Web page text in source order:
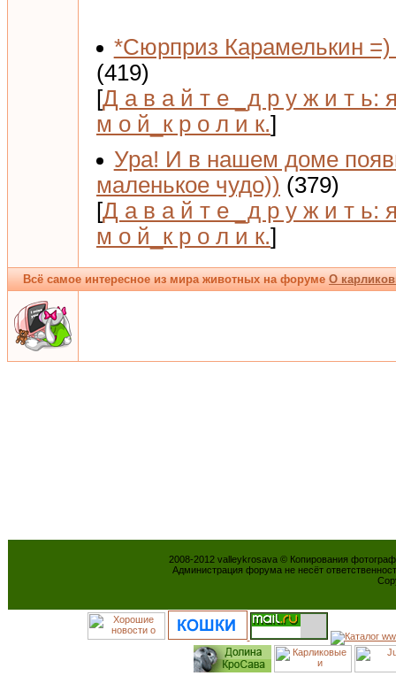
*Сюрприз Карамелькин =)
(419)
[Д а в а й т е _д р у ж и т ь:
м о й_к р о л и к.]
Ура! И в нашем доме
маленькое чудо)) (379)
[Д а в а й т е _д р у ж и т ь:
м о й_к р о л и к.]
Всё самое интересное из мира животных на форумеО
2008-2012 valleykrosava © Копирования
Администрация форума не несёт